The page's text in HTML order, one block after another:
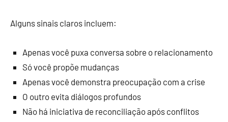
Alguns sinais claros incluem:
Apenas você puxa conversa sobre o relacionamento
Só você propõe mudanças
Apenas você demonstra preocupação com a crise
O outro evita diálogos profundos
Não há iniciativa de reconciliação após conflitos